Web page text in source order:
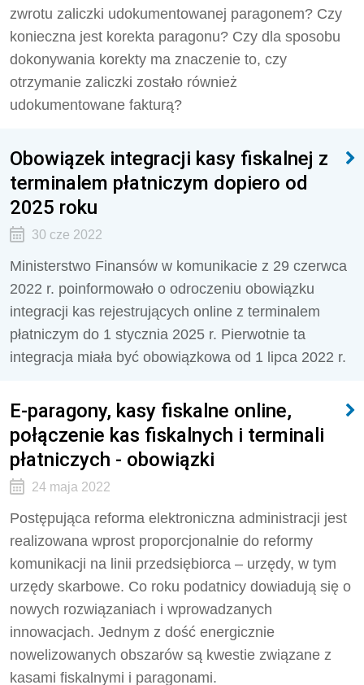
zwrotu zaliczki udokumentowanej paragonem? Czy
konieczna jest korekta paragonu? Czy dla sposobu
dokonywania korekty ma znaczenie to, czy
otrzymanie zaliczki zostało również
udokumentowane fakturą?
Obowiązek integracji kasy fiskalnej z
terminalem płatniczym dopiero od
2025 roku
30 cze 2022
Ministerstwo Finansów w komunikacie z 29 czerwca
2022 r. poinformowało o odroczeniu obowiązku
integracji kas rejestrujących online z terminalem
płatniczym do 1 stycznia 2025 r. Pierwotnie ta
integracja miała być obowiązkowa od 1 lipca 2022 r.
E-paragony, kasy fiskalne online,
połączenie kas fiskalnych i terminali
płatniczych - obowiązki
24 maja 2022
Postępująca reforma elektroniczna administracji jest
realizowana wprost proporcjonalnie do reformy
komunikacji na linii przedsiębiorca – urzędy, w tym
urzędy skarbowe. Co roku podatnicy dowiadują się o
nowych rozwiązaniach i wprowadzanych
innowacjach. Jednym z dość energicznie
nowelizowanych obszarów są kwestie związane z
kasami fiskalnymi i paragonami.